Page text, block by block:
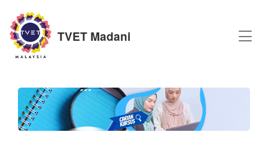
TVET Madani